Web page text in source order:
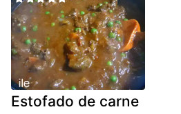
Estofado de carne